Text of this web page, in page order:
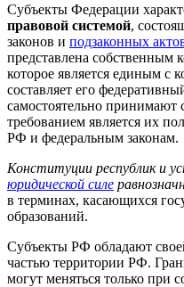
Субъекты Федерации
правовой системой,
законов и подзаконных
представлена собственным
которое является единым
составляет его
самостоятельно
требованием является их
РФ и федеральным законам.
Конституции республик и
юридической силе
в терминах, касающихся
образований.
Субъекты РФ обладают
частью территории РФ.
могут меняться только при